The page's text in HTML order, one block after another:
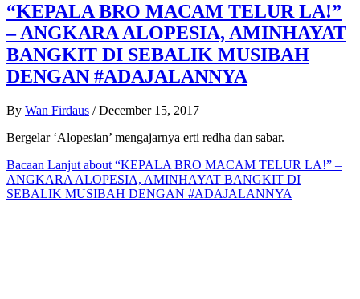
“KEPALA BRO MACAM TELUR LA!”
– ANGKARA ALOPESIA, AMINHAYAT
BANGKIT DI SEBALIK MUSIBAH
DENGAN #ADAJALANNYA
By Wan Firdaus / December 15, 2017
Bergelar ‘Alopesian’ mengajarnya erti redha dan sabar.
Bacaan Lanjut about “KEPALA BRO MACAM TELUR LA!” –
ANGKARA ALOPESIA, AMINHAYAT BANGKIT DI
SEBALIK MUSIBAH DENGAN #ADAJALANNYA